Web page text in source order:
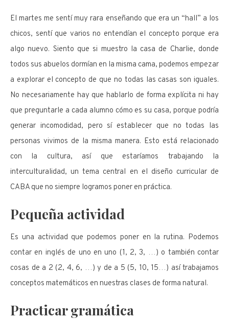
El martes me sentí muy rara enseñando que era un “hall” a los
chicos, sentí que varios no entendían el concepto porque era
algo nuevo. Siento que si muestro la casa de Charlie, donde
todos sus abuelos dormían en la misma cama, podemos empezar
a explorar el concepto de que no todas las casas son iguales.
No necesariamente hay que hablarlo de forma explícita ni hay
que preguntarle a cada alumno cómo es su casa, porque podría
generar incomodidad, pero sí establecer que no todas las
personas vivimos de la misma manera. Esto está relacionado
con la cultura, así que estaríamos trabajando la
interculturalidad, un tema central en el diseño curricular de
CABA que no siempre logramos poner en práctica.
Pequeña actividad
Es una actividad que podemos poner en la rutina. Podemos
contar en inglés de uno en uno (1, 2, 3, …) o también contar
cosas de a 2 (2, 4, 6, …) y de a 5 (5, 10, 15…) así trabajamos
conceptos matemáticos en nuestras clases de forma natural.
Practicar gramática